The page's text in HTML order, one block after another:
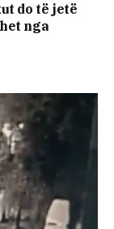
do të jetë
nga